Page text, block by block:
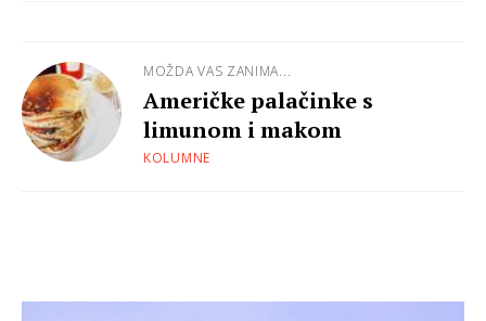
MOŽDA VAS ZANIMA...
Američke palačinke s
limunom i makom
KOLUMNE